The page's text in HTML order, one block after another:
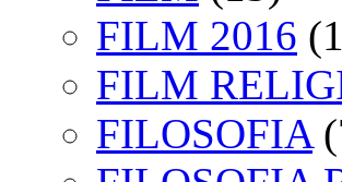
FILM 2016
FILM
FILOSOFIA